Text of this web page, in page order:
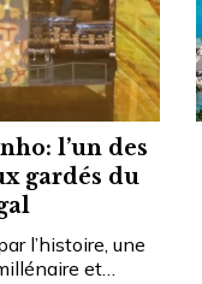
l’un des
gardés du
l’histoire, une
et…